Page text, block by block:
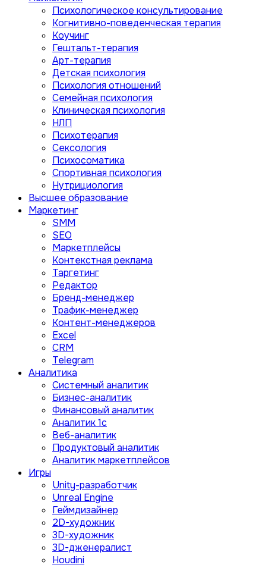
Психологическое консультирование
Когнитивно-поведенческая терапия
Коучинг
Гештальт-терапия
Арт-терапия
Детская психология
Психология отношений
Семейная психология
Клиническая психология
НЛП
Психотерапия
Сексология
Психосоматика
Спортивная психология
Нутрициология
Высшее образование
Маркетинг
SMM
SEO
Маркетплейсы
Контекстная реклама
Таргетинг
Редактор
Бренд-менеджер
Трафик-менеджер
Контент-менеджеров
Excel
CRM
Telegram
Аналитика
Системный аналитик
Бизнес-аналитик
Финансовый аналитик
Aналитик 1с
Веб-аналитик
Продуктовый аналитик
Аналитик маркетплейсов
Игры
Unity-разработчик
Unreal Engine
Геймдизайнер
2D-художник
3D-художник
3D-дженералист
Houdini